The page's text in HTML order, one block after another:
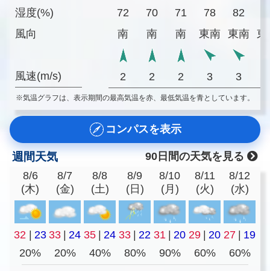
湿度(%)
風向
風速(m/s)
72
70 71 78 82
南
南 南 東南 東南 東
2 2 2 3 3
※気温グラフは、表示期間の最高気温を赤、最低気温を青としています。
コンパスを表示
週間天気
90日間の天気を見る
8/6
(木)
8/7
(金)
8/8
(土)
8/9
(日)
8/10
(月)
8/11
(火)
8/12
(水)
32 | 23 33 | 24 35 | 24 33 | 22 31 | 20 29 | 20 27 | 19
20%
20% 40% 80% 90% 60% 60%